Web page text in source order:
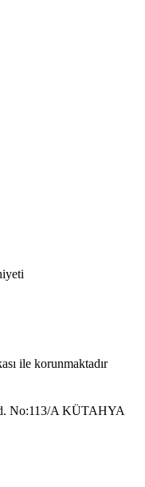
ile korunmaktadır
No:113/A KÜTAHYA